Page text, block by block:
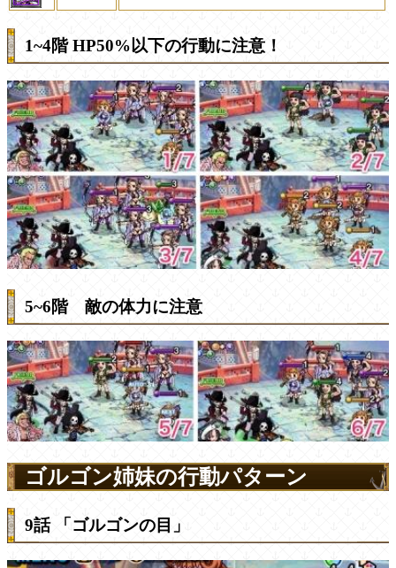
1~4階 HP50%以下の行動に注意！
5~6階 敵の体力に注意
ゴルゴン姉妹の行動パターン
9話 「ゴルゴンの目」